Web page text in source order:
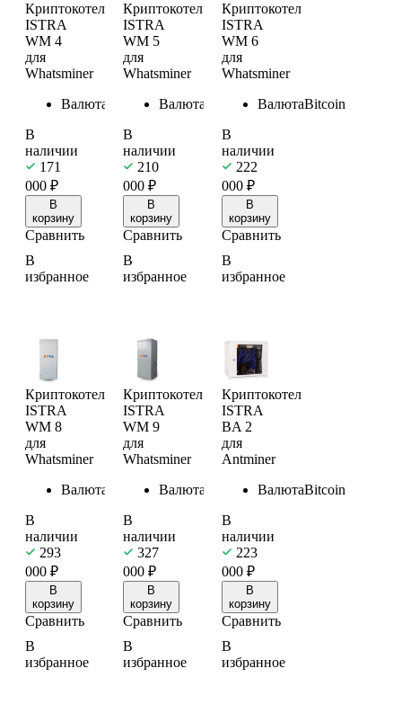
Криптокотел
ISTRA
WM 4
для
Whatsminer
Валюта
Bitcoin
В
наличии
171
000 ₽
В
корзину
Сравнить
В
избранное
Криптокотел
ISTRA
WM 5
для
Whatsminer
Валюта
Bitcoin
В
наличии
210
000₽
В
корзину
Сравнить
В
избранное
Криптокотел
ISTRA
WM 6
для
Whatsminer
ВалютаBitcoin
В
наличии
222
000 ₽
В
корзину
Сравнить
В
избранное
Криптокотел
ISTRA
WM 8
для
Whatsminer
Валюта
Bitcoin
В
наличии
293
000 ₽
В
корзину
Сравнить
В
избранное
Криптокотел
ISTRA
WM 9
для
Whatsminer
Валюта
Bitcoin
В
наличии
327
000₽
В
корзину
Сравнить
В
избранное
Криптокотел
ISTRA
BA 2
для
Antminer
ВалютаBitcoin
В
наличии
223
000 ₽
В
корзину
Сравнить
В
избранное